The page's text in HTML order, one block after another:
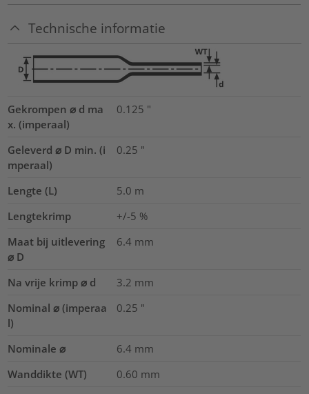
Technische informatie
Gekrompen ⌀ d ma
x. (imperaal)
0.125 "
Geleverd ⌀ D min. (i
mperaal)
0.25 "
Lengte (L) 5.0 m
Lengtekrimp
+/-5 %
Maat bij uitlevering
⌀ D
6.4 mm
Na vrije krimp ⌀ d 3.2 mm
Nominal ⌀ (imperaa
l)
0.25 "
Nominale ⌀ 6.4 mm
Wanddikte (WT)
0.60 mm